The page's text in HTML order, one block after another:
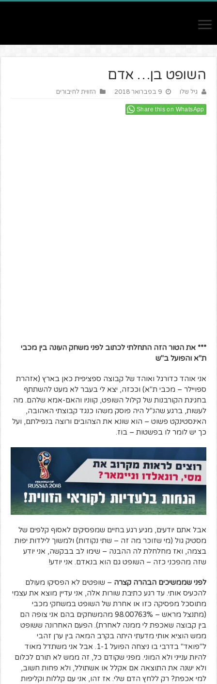
השופט בן… אדם
גיל שלו 9 בפברואר 2018 הזווית לחיבורים
Share this on WhatsApp
*** את הטור הזה התחלתי לכתוב לפני משחק העונה בין מכבי
ת"א והפועל ב"ש
אני אוהד כדורגל ואוהד של קבוצה ספציפית כאן בארץ (אזהרת
ספויילר – מכבי ת"א) וככזה, יצא לי בעבר לא מעט להשתתף
בחגיגת הקורבנות של קילול השופט, קווניו והאם-אמא שלהם. מה
לעשות, ברגע שהנ"ל היה פוסק משהו כנגד קבוצתי האהובה,
האינסטינקט פשוט – הוא שונא את הצהובים ורוצה בנפילתם, ועל
כך יש לומר לו בפשטות – בוז.
אבל אתם יודעים, מגיע רגע בחיים שמפסיקים לאסוף קלפים של
מסטיק גול (מי שזוכר מה זה – שתי נקודות) ולמשוך לילדות יפות
בצמה, ואז מחלחלת לה ההבנה – שימו לב בבקשה, אני יודע
שזה מהפכני כזה – השופט גם הוא בנאדם. אני יודע!
לפני שממשיכים הבהרה קצרה – שופטים לא הפסיקו מעולם
להכעיס אותי. עד רגע כתיבת שורות אלה, אני עדיין מוצא את עצמי
מתוסכל מפסיקה כזו או אחרת של השופט במשחקי מכבי
(מתנצל מראש – 98.00763% מהמשחקים בהם אני צופה הם
בין קבוצה שאכפת לי ממנה לאחרת). הפעם האחרונה ששופט
ממש הוציא אותי מדעתי היתה בקרב המאה בין ערן זהבי
ל"פואד" בדרבי בו ניצחה הפועל 1-1. אבל אני משתדל מאוד
להיות ענייני ולא המוני. מפני שקודם כל, זה ממש לא תורם לכלום
ולא ישנה את התוצאה אם אקלל או אשתולל, ולא פחות חשוב,
למי אכפת? רק ללחץ הדם שלי. אז זהו, אני עם קללות וקליפות